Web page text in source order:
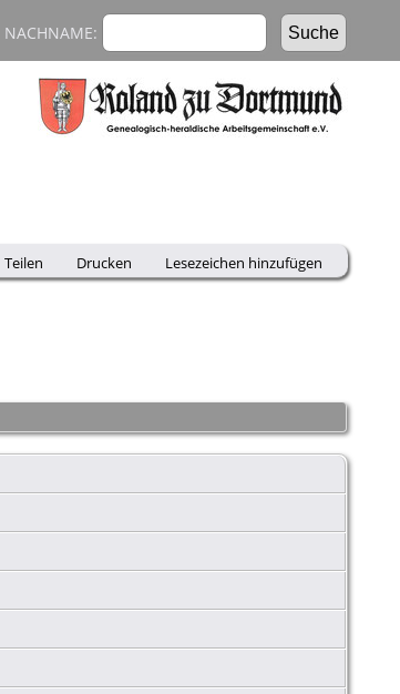
NACHNAME:
Teilen Drucken Lesezeichen hinzufügen